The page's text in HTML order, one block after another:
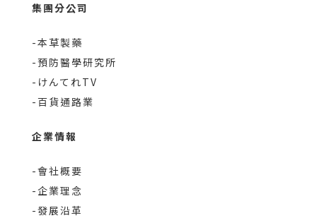
集團分公司
-本草製藥
-預防醫學研究所
-けんてれTV
-百貨通路業
企業情報
-會社概要
-企業理念
-發展沿革